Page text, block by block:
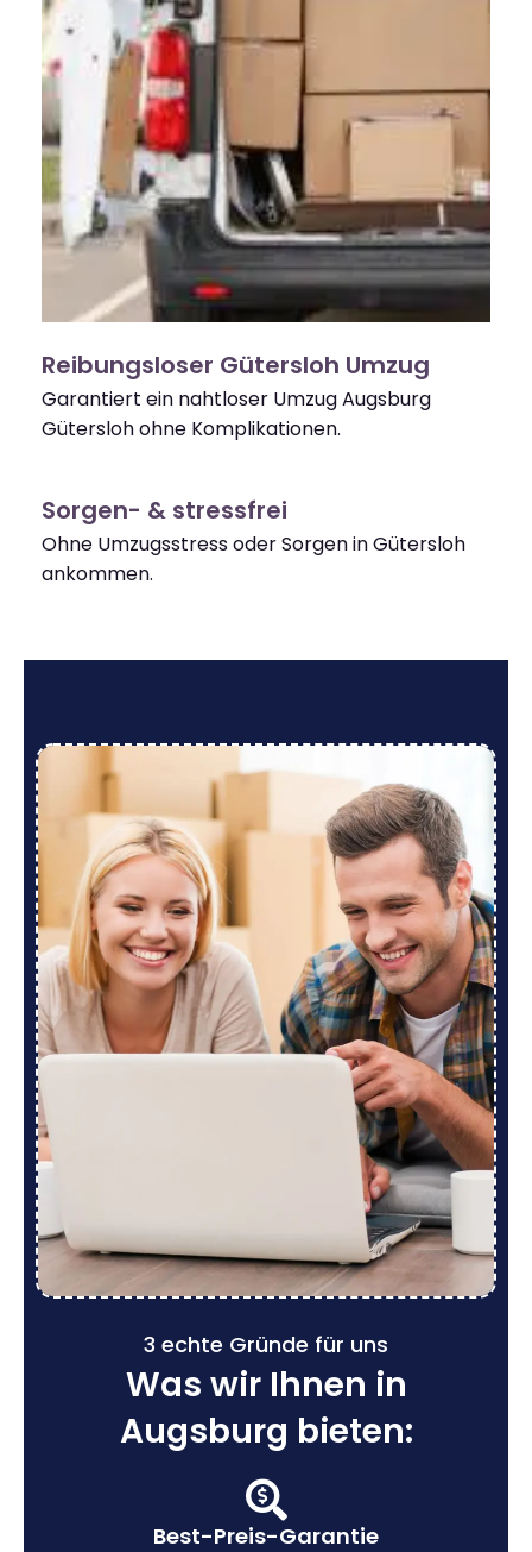
Reibungsloser Gütersloh Umzug
Garantiert ein nahtloser Umzug Augsburg
Gütersloh ohne Komplikationen.
Sorgen- & stressfrei
Ohne Umzugsstress oder Sorgen in Gütersloh
ankommen.
3 echte Gründe für uns
Was wir Ihnen in
Augsburg bieten:
Best-Preis-Garantie